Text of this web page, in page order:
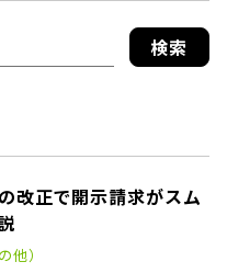
検索
改正で開示請求がスム
他）